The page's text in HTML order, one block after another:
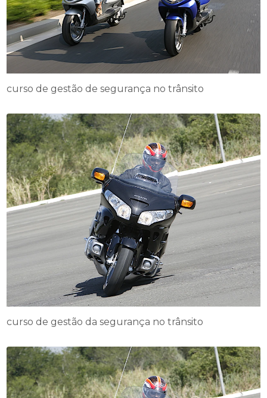
curso de gestão de segurança no trânsito
curso de gestão da segurança no trânsito